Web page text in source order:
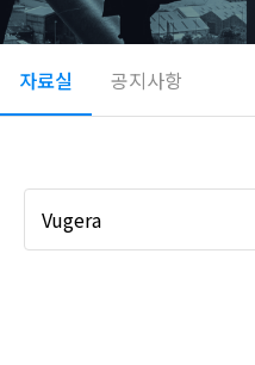
자료실 공지사항
Vugera